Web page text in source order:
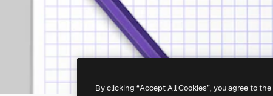
By clicking “Accept All Cookies”, you agree to